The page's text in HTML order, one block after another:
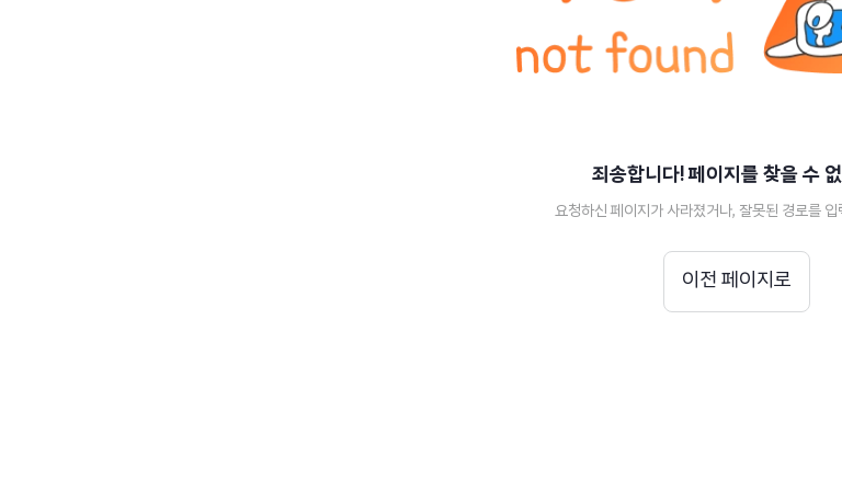
죄송합니다! 페이지를 찾을 수
요청하신 페이지가 사라졌거나, 잘못된 경로를 입
이전 페이지로